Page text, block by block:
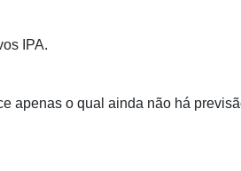
IPA.
apenas o qual ainda não há